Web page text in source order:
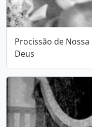
Procissão de
Deus